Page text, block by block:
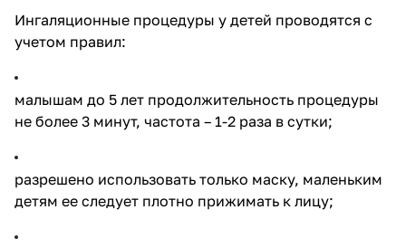
Ингаляционные процедуры у детей проводятся с
учетом правил:
малышам до 5 лет продолжительность процедуры
не более 3 минут, частота – 1-2 раза в сутки;
разрешено использовать только маску, маленьким
детям ее следует плотно прижимать к лицу;